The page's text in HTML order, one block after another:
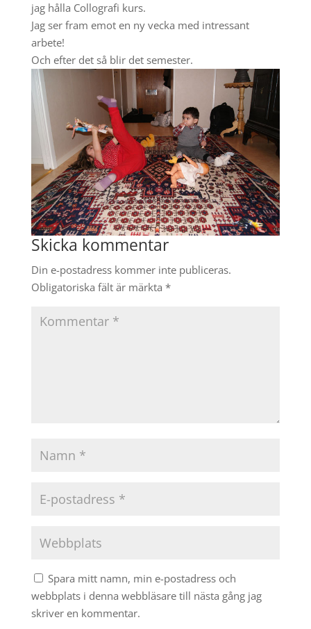
jag hålla Collografi kurs.
Jag ser fram emot en ny vecka med intressant
arbete!
Och efter det så blir det semester.
Skicka kommentar
Din e-postadress kommer inte publiceras.
Obligatoriska fält är märkta *
Spara mitt namn, min e-postadress och
webbplats i denna webbläsare till nästa gång jag
skriver en kommentar.